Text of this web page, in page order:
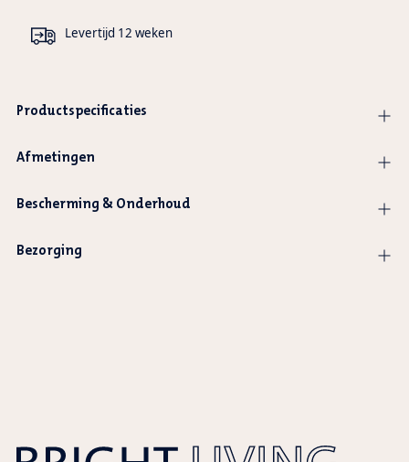
Levertijd 12 weken
Productspecificaties
Afmetingen
Bescherming & Onderhoud
Bezorging